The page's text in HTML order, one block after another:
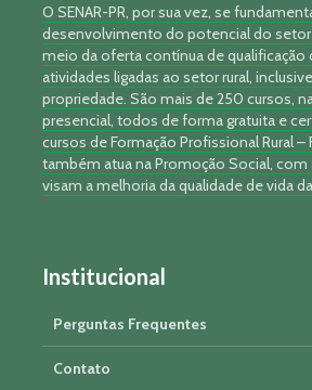
O SENAR-PR, por sua vez, se
desenvolvimento do potencial do setor
meio da oferta contínua de qualificação
atividades ligadas ao setor rural,
propriedade. São mais de 250 cursos,
presencial, todos de forma gratuita e
cursos de Formação Profissional Rural –
também atua na Promoção Social, com
visam a melhoria da qualidade de vida
Institucional
Perguntas Frequentes
Contato